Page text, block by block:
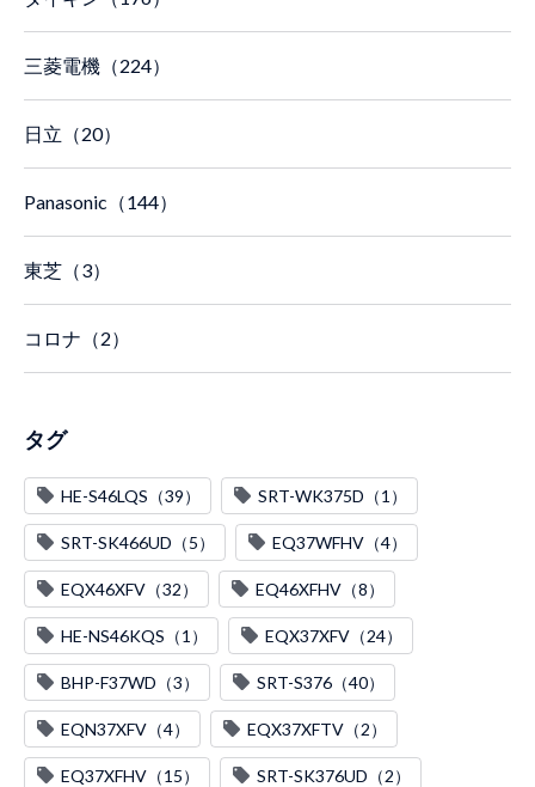
三菱電機（224）
日立（20）
Panasonic（144）
東芝（3）
コロナ（2）
タグ
HE-S46LQS（39） SRT-WK375D（1）
SRT-SK466UD（5） EQ37WFHV（4）
EQX46XFV（32） EQ46XFHV（8）
HE-NS46KQS（1） EQX37XFV（24）
BHP-F37WD（3） SRT-S376（40）
EQN37XFV（4） EQX37XFTV（2）
EQ37XFHV（15） SRT-SK376UD（2）